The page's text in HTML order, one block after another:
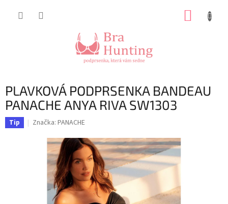
PLAVKOVÁ PODPRSENKA BANDEAU
PANACHE ANYA RIVA SW1303
Tip Značka: PANACHE